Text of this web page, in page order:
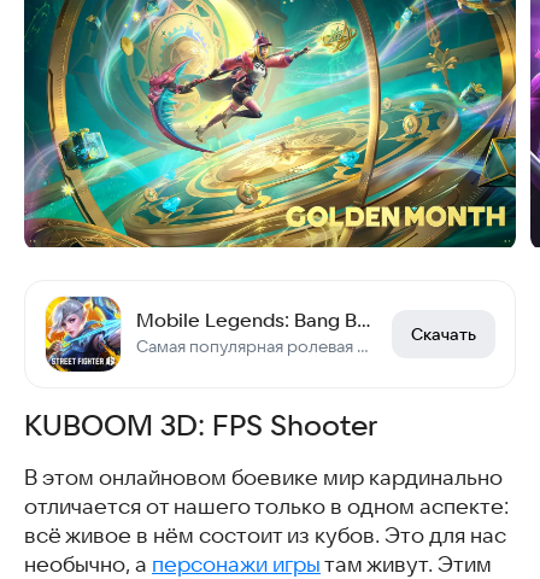
Mobile Legends: Bang Bang
Самая популярная ролевая MOBA для телефонов
Скачать
KUBOOM 3D: FPS Shooter
В этом онлайновом боевике мир кардинально
отличается от нашего только в одном аспекте:
всё живое в нём состоит из кубов. Это для нас
необычно, а персонажи игры там живут. Этим